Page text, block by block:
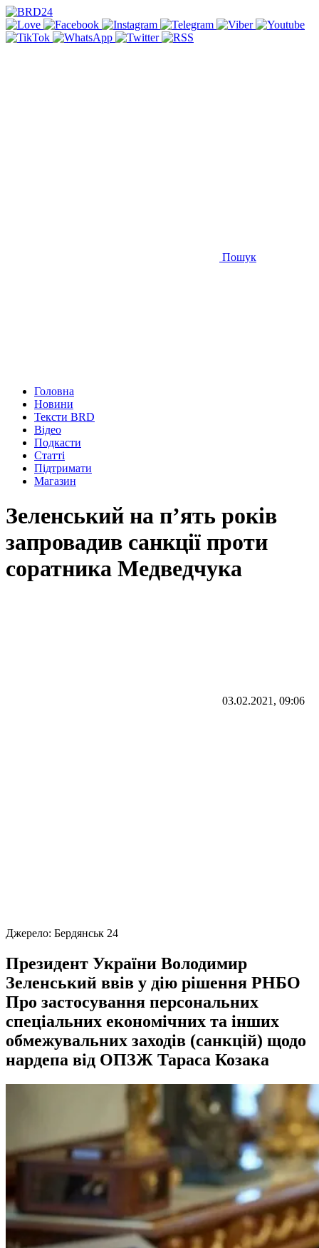
Пошук
Головна
Новини
Тексти BRD
Відео
Подкасти
Статті
Підтримати
Магазин
Зеленський на п’ять років
запровадив санкції проти
соратника Медведчука
03.02.2021, 09:06
Джерело: Бердянськ 24
Президент України Володимир
Зеленський ввів у дію рішення РНБО
Про застосування персональних
спеціальних економічних та інших
обмежувальних заходів (санкцій) щодо
нардепа від ОПЗЖ Тараса Козака